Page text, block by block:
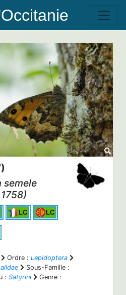
semele
Ordre : Lepidoptera
Sous-Famille :
: Satyrini
Genre :